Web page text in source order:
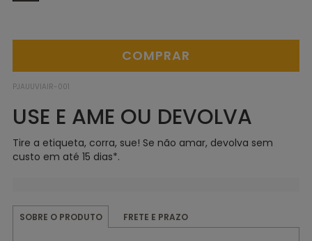
PJAUUVIAIR-001
USE E AME OU DEVOLVA
Tire a etiqueta, corra, sue! Se não amar, devolva sem
custo em até 15 dias*.
SOBRE O PRODUTO FRETE E PRAZO